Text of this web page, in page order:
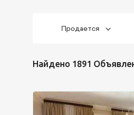
Продается
Найдено 1891